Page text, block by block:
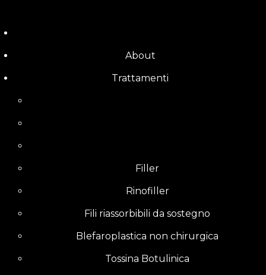
About
Trattamenti
Filler
Rinofiller
Fili riassorbibili da sostegno
Blefaroplastica non chirurgica
Tossina Botulinica